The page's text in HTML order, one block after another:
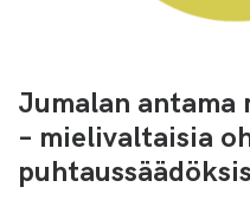
Jumalan
– mielivaltaisia